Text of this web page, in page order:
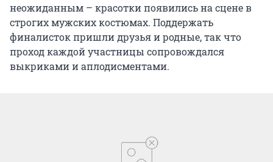
неожиданным – красотки появились на сцене в
строгих мужских костюмах. Поддержать
финалисток пришли друзья и родные, так что
проход каждой участницы сопровождался
выкриками и аплодисментами.